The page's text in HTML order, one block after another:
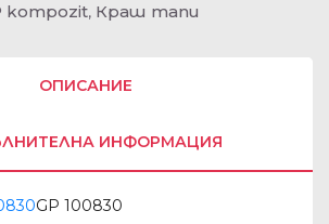
kompozit, Краш тапи
ОПИСАНИЕ
ИНФОРМАЦИЯ
GP 100830